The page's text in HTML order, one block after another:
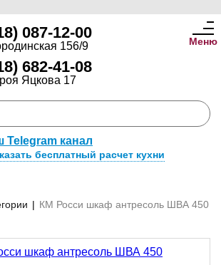
087-12-00
156/9
682-41-08
Яцкова 17
Telegram канал
бесплатный расчет кухни
Меню
| КМ Росси шкаф антресоль ШВА 450